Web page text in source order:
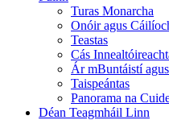
Turas Monarcha
Onóir agus
Teastas
Cás
Ár mBuntáistí
Taispeántas
Panorama na
Déan Teagmháil Linn